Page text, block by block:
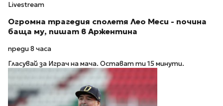
Livestream
Огромна трагедия сполетя Лео Меси - почина
баща му, пишат в Аржентина
преди 8 часа
Гласувай за Играч на мача. Остават ти 15 минути.